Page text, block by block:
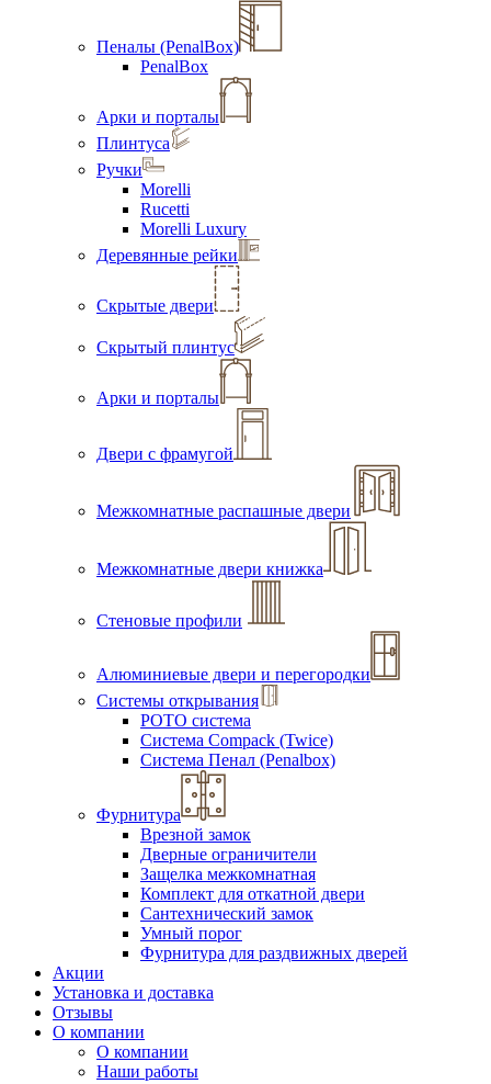
Пеналы (PenalBox)
PenalBox
Арки и порталы
Плинтуса
Ручки
Morelli
Rucetti
Morelli Luxury
Деревянные рейки
Скрытые двери
Скрытый плинтус
Арки и порталы
Двери с фрамугой
Межкомнатные распашные двери
Межкомнатные двери книжка
Стеновые профили
Алюминиевые двери и перегородки
Системы открывания
РОТО система
Система Compack (Twice)
Система Пенал (Penalbox)
Фурнитура
Врезной замок
Дверные ограничители
Защелка межкомнатная
Комплект для откатной двери
Сантехнический замок
Умный порог
Фурнитура для раздвижных дверей
Акции
Установка и доставка
Отзывы
О компании
О компании
Наши работы